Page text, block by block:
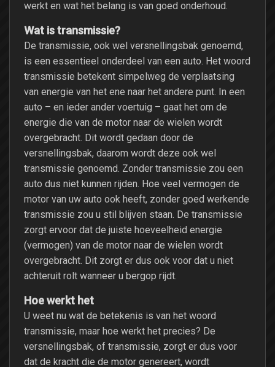
werkt en wat het belang is van goed onderhoud.
Wat is transmissie?
De transmissie, ook wel versnellingsbak genoemd,
is een essentieel onderdeel van een auto. Het woord
transmissie betekent simpelweg de verplaatsing
van energie van het ene naar het andere punt. In een
auto – en ieder ander voertuig – gaat het om de
energie die van de motor naar de wielen wordt
overgebracht. Dit wordt gedaan door de
versnellingsbak, daarom wordt deze ook wel
transmissie genoemd. Zonder transmissie zou een
auto dus niet kunnen rijden. Hoe veel vermogen de
motor van uw auto ook heeft, zonder goed werkende
transmissie zou u stil blijven staan. De transmissie
zorgt ervoor dat de juiste hoeveelheid energie
(vermogen) van de motor naar de wielen wordt
overgebracht. Dit zorgt er dus ook voor dat u niet
achteruit rolt wanneer u bergop rijdt.
Hoe werkt het
U weet nu wat de betekenis is van het woord
transmissie, maar hoe werkt het precies? De
versnellingsbak, of transmissie, zorgt er dus voor
dat de kracht die de motor genereert, wordt